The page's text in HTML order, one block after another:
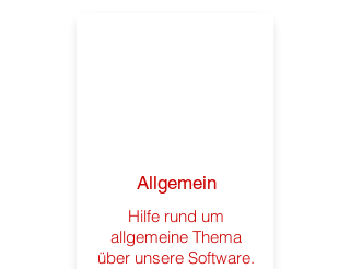
Allgemein
Hilfe rund um
allgemeine Thema
über unsere Software.